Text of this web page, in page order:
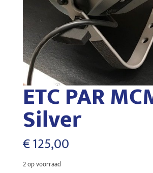
ETC PAR
Silver
€125,00
2 op voorraad